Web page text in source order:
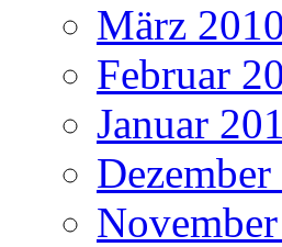
März 2010
Februar
Januar